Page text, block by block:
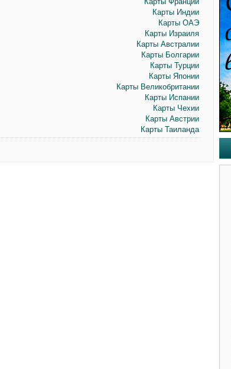
Карты Индии
Карты ОАЭ
Карты Израиля
Карты Австралии
Карты Болгарии
Карты Турции
Карты Японии
Карты Великобритании
Карты Испании
Карты Чехии
Карты Австрии
Карты Таиланда